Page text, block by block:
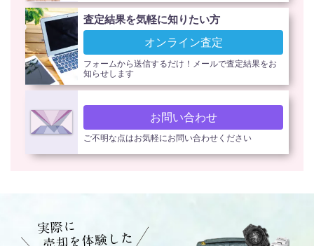
査定結果を気軽に知りたい方
オンライン査定
フォームから送信するだけ！メールで査定結果をお
知らせします
お問い合わせ
ご不明な点はお気軽にお問い合わせください